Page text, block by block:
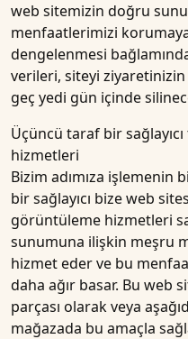
web sitemizin doğru
menfaatlerimizi
dengelenmesi
verileri, siteyi
geç yedi gün içinde
Üçüncü taraf bir
hizmetleri
Bizim adımıza işlemenin
bir sağlayıcı bize web
görüntüleme hizmetleri
sunumuna ilişkin meşru
hizmet eder ve bu
daha ağır basar. Bu web
parçası olarak veya
mağazada bu amaçla